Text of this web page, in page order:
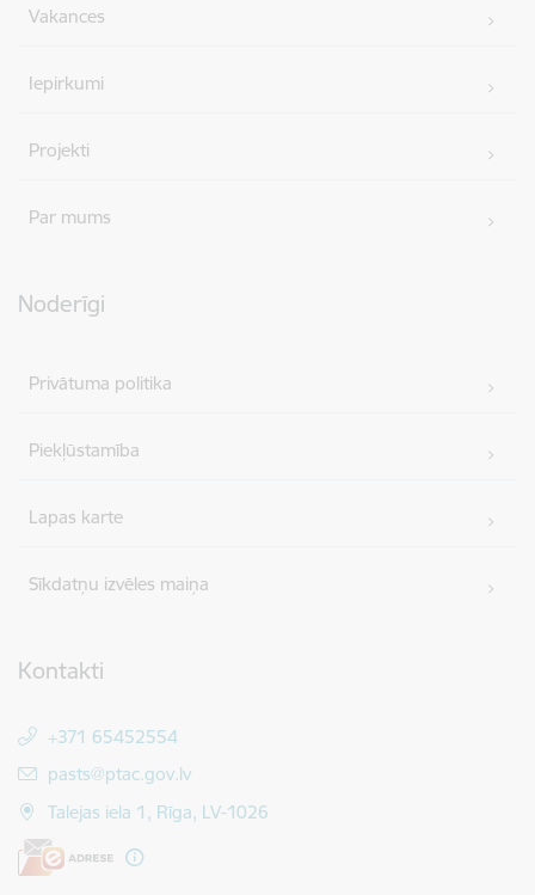
Vakances
Iepirkumi
Projekti
Par mums
Noderīgi
Privātuma politika
Piekļūstamība
Lapas karte
Sīkdatņu izvēles maiņa
Kontakti
+371 65452554
E-pasts:
pasts@ptac.gov.lv
Talejas iela 1, Rīga, LV-1026